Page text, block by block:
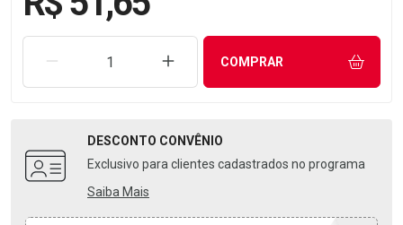
REMOVER UMA UNIDADEAUMENTAR UMA UNIDADE
COMPRAR
DESCONTO CONVÊNIO
Exclusivo para clientes cadastrados no programa
Saiba Mais